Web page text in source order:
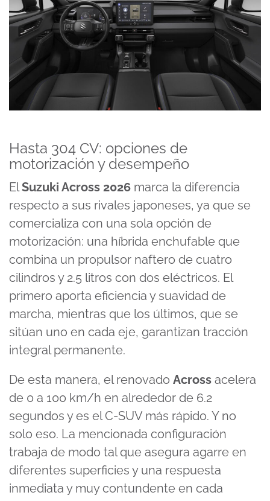
Hasta 304 CV: opciones de
motorización y desempeño
ElSuzuki Across 2026 marca la diferencia
respecto a sus rivales japoneses, ya que se
comercializa con una sola opción de
motorización: una híbrida enchufable que
combina un propulsor naftero de cuatro
cilindros y 2.5 litros con dos eléctricos. El
primero aporta eficiencia y suavidad de
marcha, mientras que los últimos, que se
sitúan uno en cada eje, garantizan tracción
integral permanente.
De esta manera, el renovado Across acelera
de 0 a 100 km/h en alrededor de 6.2
segundos y es el C-SUV más rápido. Y no
solo eso. La mencionada configuración
trabaja de modo tal que asegura agarre en
diferentes superficies y una respuesta
inmediata y muy contundente en cada